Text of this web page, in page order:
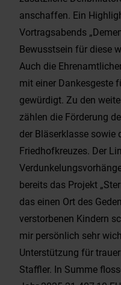
anschaffen. Ein
Vortragsabends
Bewusstsein für diese
Auch die
mit einer Dankesgeste
gewürdigt. Zu den
zählen die Förderung
der Bläserklasse sowie
Friedhofkreuzes. Der
bereits das Projekt
das einen Ort des
verstorbenen Kindern
mir persönlich sehr
Unterstützung für
Staffler. In Summe